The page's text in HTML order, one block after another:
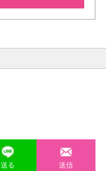
送る 送信